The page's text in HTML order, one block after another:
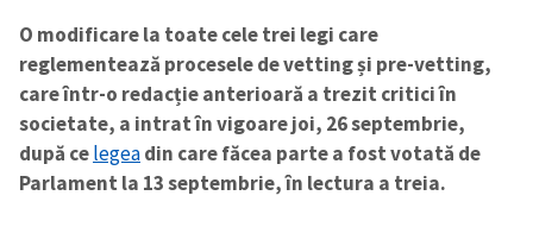
O modificare la toate cele trei legi care
reglementează procesele de vetting și pre-vetting,
care într-o redacție anterioară a trezit critici în
societate, a intrat în vigoare joi, 26 septembrie,
după celegeadin care făcea parte a fost votată de
Parlament la 13 septembrie, în lectura a treia.